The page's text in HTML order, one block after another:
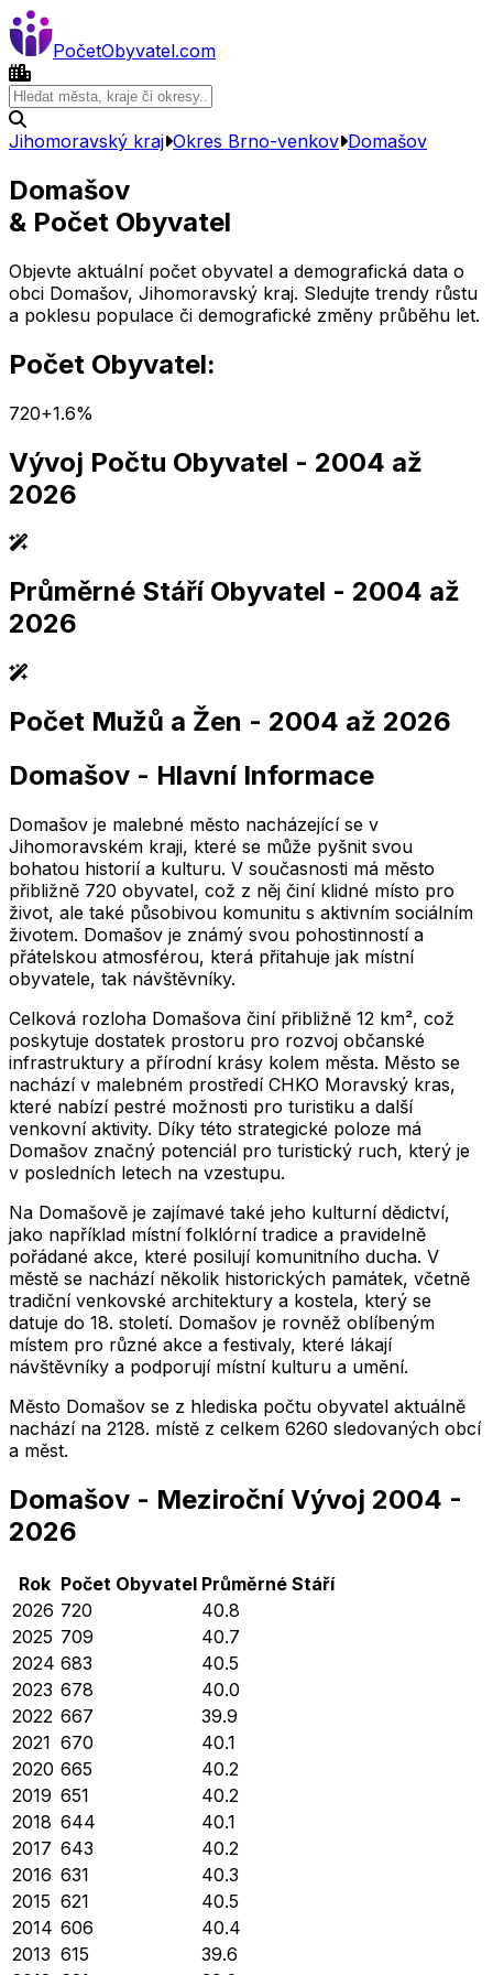
PočetObyvatel.com
Jihomoravský kraj Okres Brno-venkov Domašov
Domašov
& Počet Obyvatel
Objevte aktuální počet obyvatel a demografická data o
obci Domašov, Jihomoravský kraj. Sledujte trendy růstu
a poklesu populace či demografické změny průběhu let.
Počet Obyvatel:
720+1.6%
Vývoj Počtu Obyvatel - 2004 až
2026
2,005 2,010 2,015 2,020 2,025
2,005 2,010 2,015 2,020 2,025
Průměrné Stáří Obyvatel - 2004 až
2026
2,005 2,010 2,015 2,020 2,025
2,005 2,010 2,015 2,020 2,025
Počet Mužů a Žen - 2004 až 2026
Domašov - Hlavní Informace
Domašov je malebné město nacházející se v
Jihomoravském kraji, které se může pyšnit svou
bohatou historií a kulturu. V současnosti má město
přibližně 720 obyvatel, což z něj činí klidné místo pro
život, ale také působivou komunitu s aktivním sociálním
životem. Domašov je známý svou pohostinností a
přátelskou atmosférou, která přitahuje jak místní
obyvatele, tak návštěvníky.
Celková rozloha Domašova činí přibližně 12 km², což
poskytuje dostatek prostoru pro rozvoj občanské
infrastruktury a přírodní krásy kolem města. Město se
nachází v malebném prostředí CHKO Moravský kras,
které nabízí pestré možnosti pro turistiku a další
venkovní aktivity. Díky této strategické poloze má
Domašov značný potenciál pro turistický ruch, který je
v posledních letech na vzestupu.
Na Domašově je zajímavé také jeho kulturní dědictví,
jako například místní folklórní tradice a pravidelně
pořádané akce, které posilují komunitního ducha. V
městě se nachází několik historických památek, včetně
tradiční venkovské architektury a kostela, který se
datuje do 18. století. Domašov je rovněž oblíbeným
místem pro různé akce a festivaly, které lákají
návštěvníky a podporují místní kulturu a umění.
Město Domašov se z hlediska počtu obyvatel aktuálně
nachází na 2128. místě z celkem 6260 sledovaných obcí
a měst.
Domašov - Meziroční Vývoj 2004 -
2026
Rok Počet Obyvatel Průměrné Stáří
2026 720
40.8
2025 709
40.7
2024 683
40.5
2023 678
40.0
2022 667
39.9
2021 670
40.1
2020 665
40.2
2019 651
40.2
2018 644
40.1
2017 643
40.2
2016 631
40.3
2015 621
40.5
2014 606
40.4
2013 615
39.6